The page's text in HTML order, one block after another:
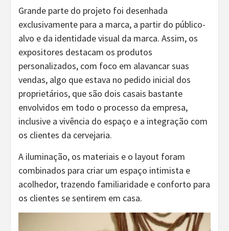
Grande parte do projeto foi desenhada
exclusivamente para a marca, a partir do público-
alvo e da identidade visual da marca. Assim, os
expositores destacam os produtos
personalizados, com foco em alavancar suas
vendas, algo que estava no pedido inicial dos
proprietários, que são dois casais bastante
envolvidos em todo o processo da empresa,
inclusive a vivência do espaço e a integração com
os clientes da cervejaria.
A iluminação, os materiais e o layout foram
combinados para criar um espaço intimista e
acolhedor, trazendo familiaridade e conforto para
os clientes se sentirem em casa.